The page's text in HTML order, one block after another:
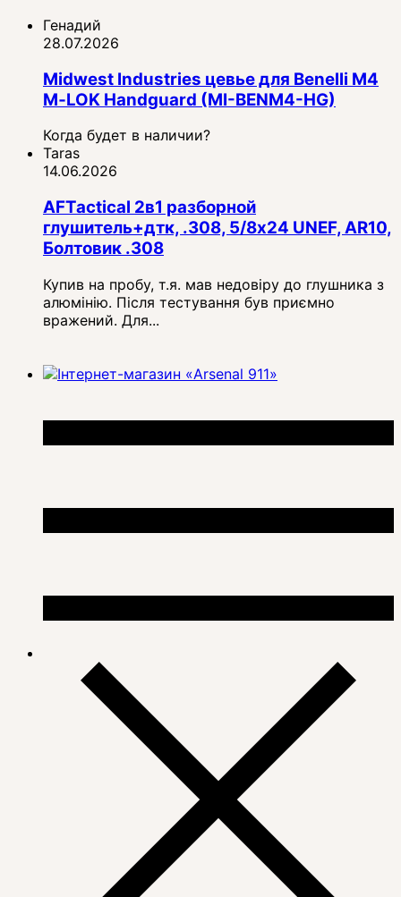
Генадий
28.07.2026
Midwest Industries цевье для Benelli M4
M‑LOK Handguard (MI-BENM4-HG)
Когда будет в наличии?
Taras
14.06.2026
AFTactical 2в1 разборной
глушитель+дтк, .308, 5/8x24 UNEF, AR10,
Болтовик .308
Купив на пробу, т.я. мав недовіру до глушника з
алюмінію. Після тестування був приємно
вражений. Для...